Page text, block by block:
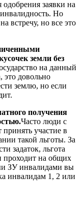
заявки на
инвалидность. Но
встречу, но все это
земли без
на данный
это довольно
землю, но если
получения
Часто люди с
участие в
такой льготы. За
задаток, льгота
проходит на общих
ЗУ инвалидами вы
инвалидам 1, 2 или